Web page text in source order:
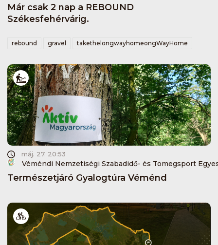
Már csak 2 nap a REBOUND
Székesfehérvárig.
rebound gravel takethelongwayhomeongWayHome
máj. 27. 20:53
Véméndi Nemzetiségi Szabadidő- és Tömegsport
Természetjáró Gyalogtúra Véménd